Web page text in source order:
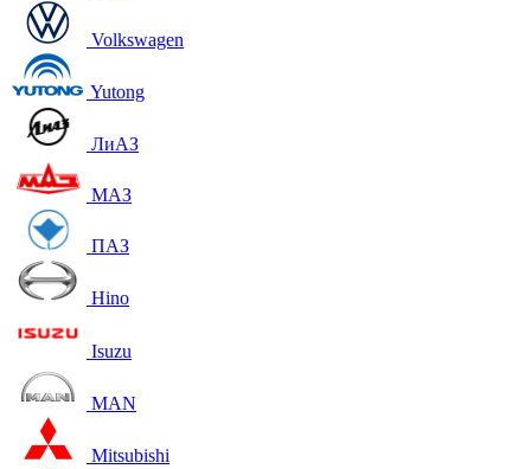
Volkswagen
Yutong
ЛиАЗ
МАЗ
ПАЗ
Hino
Isuzu
MAN
Mitsubishi